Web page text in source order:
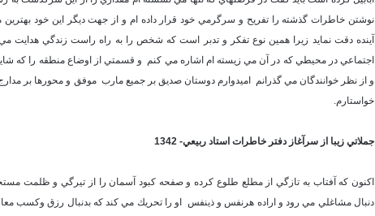
نوشتن خاطرات گذشته را تفريح و سرگرمي خود قرار داده ام و از جهت ديگر اين خود
آينده دقت نمايد زيرا همين نوع تفكر و تدبر است كه شخص را به راه راست زندگي هدايت
اجتماعي در محيطي كه در آن مي زيسته ام اشاره مي كنم و قسمتي از اوضاع منطقه را كه
و از نظر خوانندگان مي گذرانم اميدوارم دوستان صديق بر جميع مارب موفق و محورها بر
خواستارم.
جملاتي زيبا از سرآغاز دفتر خاطرات استاد ربيعي- 1342
اكنون كه آفتاب به تازگي از مطلع طلوع كرده و صفحه كبود آسمان را از تيرگي و ظلمت
دنبال مشاغلي مي رود و اراده هرنفس و ذينفس او را تحريك مي كند كه بدنبال رزق وكسب